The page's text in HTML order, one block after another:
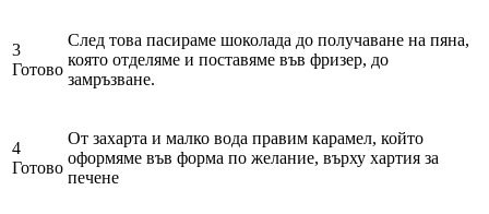
3
Готово
След това пасираме шоколада до получаване на пяна,
която отделяме и поставяме във фризер, до
замръзване.
4
Готово
От захарта и малко вода правим карамел, който
оформяме във форма по желание, върху хартия за
печене